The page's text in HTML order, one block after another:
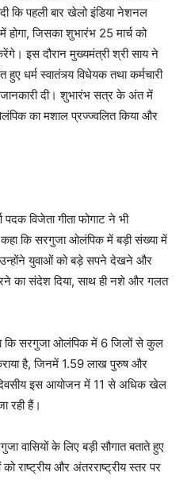
कि पहली बार खेलो इंडिया नेशनल
जिसका शुभारंभ 25 मार्च को
इस दौरान मुख्यमंत्री श्री साय ने
हुए धर्म स्वातंत्र्य विधेयक तथा कर्मचारी
दी। शुभारंभ सत्र के अंत में
का मशाल प्रज्ज्वलित किया और
विजेता गीता फोगाट ने भी
कहा कि सरगुजा ओलंपिक में बड़ी संख्या में
उन्होंने युवाओं को बड़े सपने देखने और
का संदेश दिया, साथ ही नशे और गलत
कि सरगुजा ओलंपिक में 6 जिलों से कुल
है, जिनमें 1.59 लाख पुरुष और
इस आयोजन में 11 से अधिक खेल
रही हैं।
वासियों के लिए बड़ी सौगात बताते हुए
राष्ट्रीय और अंतरराष्ट्रीय स्तर पर